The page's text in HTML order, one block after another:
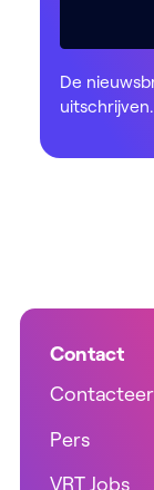
De
Contact
Pers
VRT Jobs